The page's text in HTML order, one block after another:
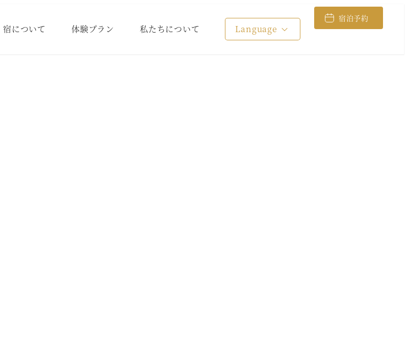
宿泊予約
宿について 体験プラン 私たちについて Language